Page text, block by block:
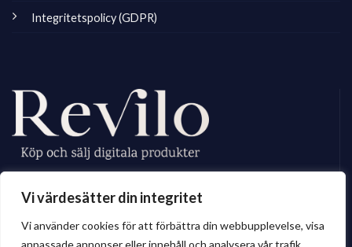
Vi värdesätter din integritet
Vi använder cookies för att förbättra din webbupplevelse, visa
anpassade annonser eller innehåll och analysera vår trafik.
erbjuder ett brett sortiment av digitalt material till privatperson och företag.
Integritetspolicy (GDPR)